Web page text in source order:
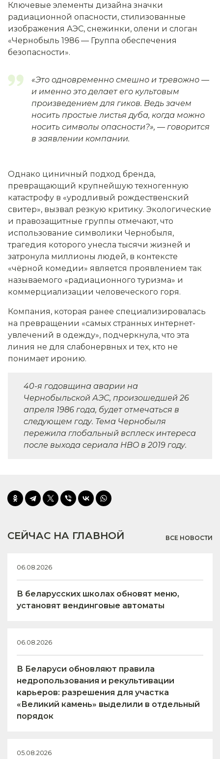
Ключевые элементы дизайна значки
радиационной опасности, стилизованные
изображения АЭС, снежинки, олени и слоган
«Чернобыль 1986 — Группа обеспечения
безопасности».
«Это одновременно смешно и тревожно —
и именно это делает его культовым
произведением для гиков. Ведь зачем
носить простые листья дуба, когда можно
носить символы опасности?», — говорится
в заявлении компании.
Однако циничный подход бренда,
превращающий крупнейшую техногенную
катастрофу в «уродливый рождественский
свитер», вызвал резкую критику. Экологические
и правозащитные группы отмечают, что
использование символики Чернобыля,
трагедия которого унесла тысячи жизней и
затронула миллионы людей, в контексте
«чёрной комедии» является проявлением так
называемого «радиационного туризма» и
коммерциализации человеческого горя.
Компания, которая ранее специализировалась
на превращении «самых странных интернет-
увлечений в одежду», подчеркнула, что эта
линия не для слабонервных и тех, кто не
понимает иронию.
40-я годовщина аварии на
Чернобыльской АЭС, произошедшей 26
апреля 1986 года, будет отмечаться в
следующем году. Тема Чернобыля
пережила глобальный всплеск интереса
после выхода сериала HBO в 2019 году.
СЕЙЧАС НА ГЛАВНОЙ ВСЕ НОВОСТИ
06.08.2026
В беларусских школах обновят меню,
установят вендинговые автоматы
06.08.2026
В Беларуси обновляют правила
недропользования и рекультивации
карьеров: разрешения для участка
«Великий камень» выделили в отдельный
порядок
05.08.2026